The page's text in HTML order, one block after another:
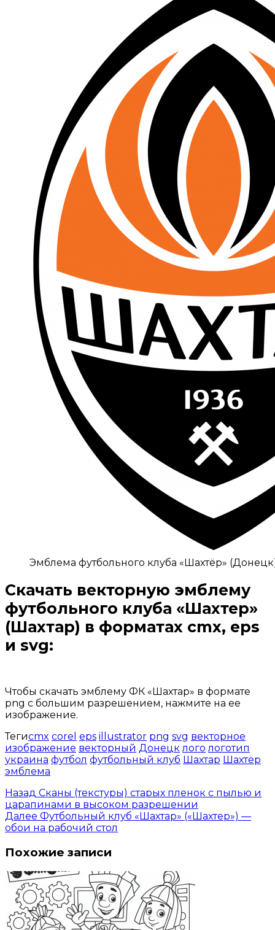
Эмблема футбольного клуба «Шахтёр»
Скачать векторную эмблему
футбольного клуба «Шахтер»
(Шахтар) в форматах cmx, eps
и svg:
Чтобы скачать эмблему ФК «Шахтар» в формате
png с большим разрешением, нажмите на ее
изображение.
Тегиcmx corel eps illustrator png svg векторное
изображение векторный Донецк лого логотип
украина футбол футбольный клуб Шахтар Шахтёр
эмблема
Назад Сканы (текстуры) старых пленок с пылью и
царапинами в высоком разрешении
Далее Футбольный клуб «Шахтар» («Шахтер») —
обои на рабочий стол
Похожие записи